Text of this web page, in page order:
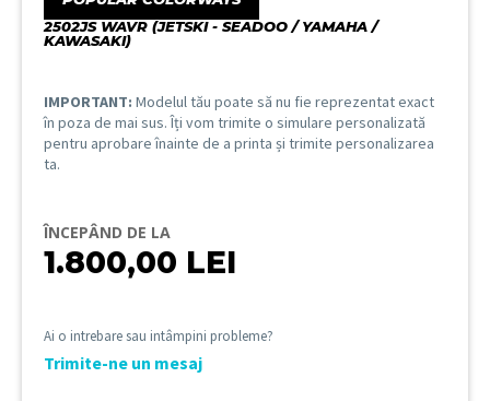
2502JS WAVR (JETSKI - SEADOO / YAMAHA /
KAWASAKI)
IMPORTANT: Modelul tău poate să nu fie reprezentat exact
în poza de mai sus. Îți vom trimite o simulare personalizată
pentru aprobare înainte de a printa și trimite personalizarea
ta.
ÎNCEPÂND DE LA
1.800,00 LEI
Ai o intrebare sau intâmpini probleme?
Trimite-ne un mesaj